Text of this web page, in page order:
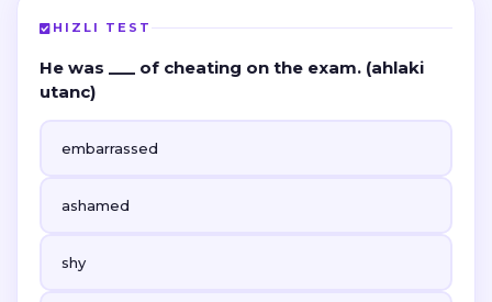
HIZLI TEST
He was ___ of cheating on the exam. (ahlaki
utanc)
embarrassed
ashamed
shy